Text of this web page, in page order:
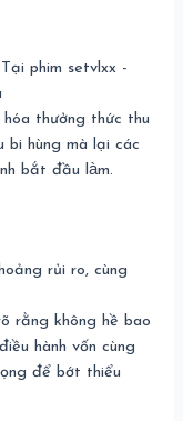
thưởng thức thu
bi hùng mà lại các
bắt đầu làm.
rủi ro, cùng
rằng không hề bao
hành vốn cùng
để bớt thiểu